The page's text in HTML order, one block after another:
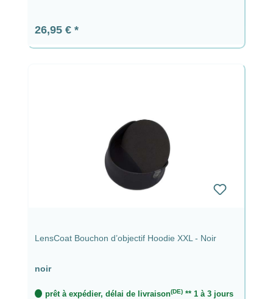
Prix régulier :
26,95 €
LensCoat Bouchon d’objectif Hoodie XXL - Noir
noir
prêt à expédier, délai de livraison(DE)** 1 à 3 jours